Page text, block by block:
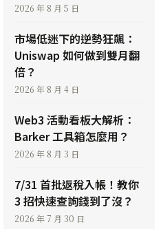
2026 年 8 月 5 日
市場低迷下的逆勢狂飆：
Uniswap 如何做到雙月翻
倍？
2026 年 8 月 4 日
Web3 活動看板大解析：
Barker 工具箱怎麼用？
2026 年 8 月 3 日
7/31 首批返稅入帳！教你
3 招快速查詢錢到了沒？
2026 年 7 月 30 日